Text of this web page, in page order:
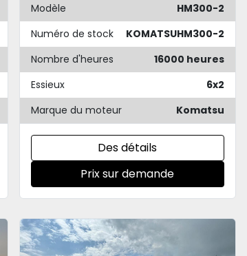
Modèle
HM300-2
Numéro de stock
KOMATSUHM300-2
Nombre d'heures
16000 heures
Essieux
6x2
Marque du moteur
Komatsu
Des détails
Prix sur demande